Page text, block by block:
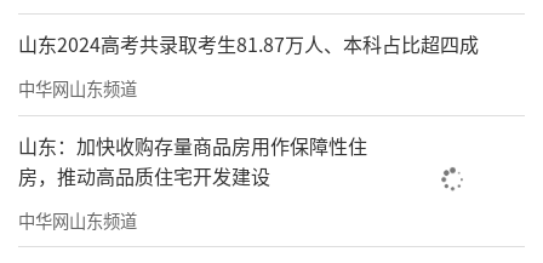
山东2024高考共录取考生81.87万人、本科占比超四成
中华网山东频道
山东：加快收购存量商品房用作保障性住
房，推动高品质住宅开发建设
中华网山东频道